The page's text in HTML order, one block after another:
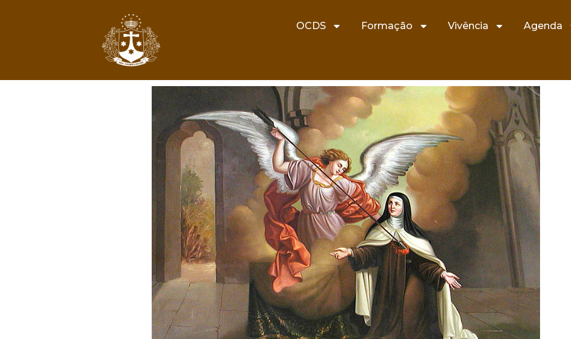
OCDS Formação Vivência Agenda